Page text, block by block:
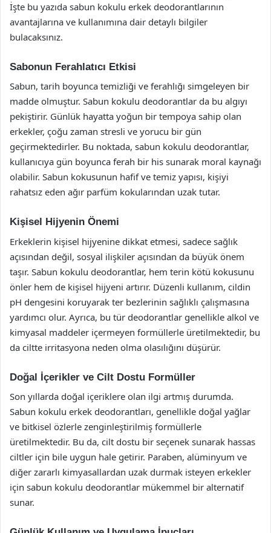
İşte bu yazıda sabun kokulu erkek deodorantlarının
avantajlarına ve kullanımına dair detaylı bilgiler
bulacaksınız.
Sabonun Ferahlatıcı Etkisi
Sabun, tarih boyunca temizliği ve ferahlığı simgeleyen bir
madde olmuştur. Sabun kokulu deodorantlar da bu algıyı
pekiştirir. Günlük hayatta yoğun bir tempoya sahip olan
erkekler, çoğu zaman stresli ve yorucu bir gün
geçirmektedirler. Bu noktada, sabun kokulu deodorantlar,
kullanıcıya gün boyunca ferah bir his sunarak moral kaynağı
olabilir. Sabun kokusunun hafif ve temiz yapısı, kişiyi
rahatsız eden ağır parfüm kokularından uzak tutar.
Kişisel Hijyenin Önemi
Erkeklerin kişisel hijyenine dikkat etmesi, sadece sağlık
açısından değil, sosyal ilişkiler açısından da büyük önem
taşır. Sabun kokulu deodorantlar, hem terin kötü kokusunu
önler hem de kişisel hijyeni artırır. Düzenli kullanım, cildin
pH dengesini koruyarak ter bezlerinin sağlıklı çalışmasına
yardımcı olur. Ayrıca, bu tür deodorantlar genellikle alkol ve
kimyasal maddeler içermeyen formüllerle üretilmektedir, bu
da ciltte irritasyona neden olma olasılığını düşürür.
Doğal İçerikler ve Cilt Dostu Formüller
Son yıllarda doğal içeriklere olan ilgi artmış durumda.
Sabun kokulu erkek deodorantları, genellikle doğal yağlar
ve bitkisel özlerle zenginleştirilmiş formüllerle
üretilmektedir. Bu da, cilt dostu bir seçenek sunarak hassas
ciltler için bile uygun hale getirir. Paraben, alüminyum ve
diğer zararlı kimyasallardan uzak durmak isteyen erkekler
için sabun kokulu deodorantlar mükemmel bir alternatif
sunar.